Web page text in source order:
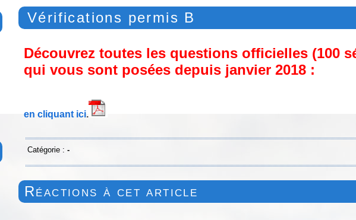
Vérifications permis B
Découvrez toutes les questions officielles (100
qui vous sont posées depuis janvier 2018 :
en cliquant ici.
Catégorie : -
Réactions à cet article